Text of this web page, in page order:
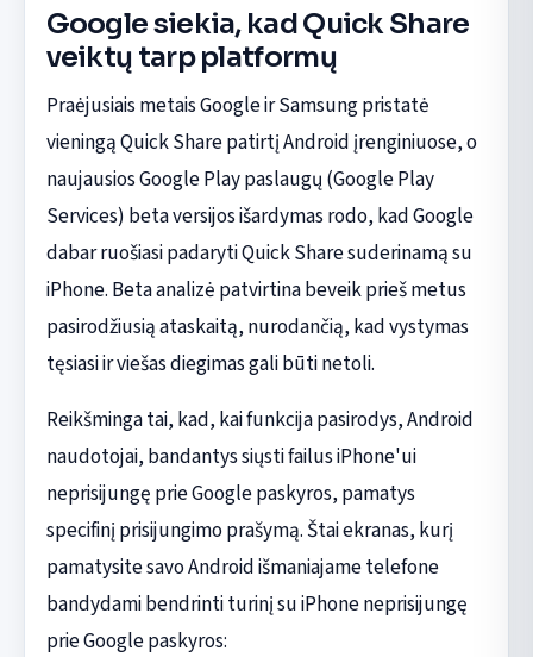
Google siekia, kad Quick Share
veiktų tarp platformų
Praėjusiais metais Google ir Samsung pristatė
vieningą Quick Share patirtį Android įrenginiuose, o
naujausios Google Play paslaugų (Google Play
Services) beta versijos išardymas rodo, kad Google
dabar ruošiasi padaryti Quick Share suderinamą su
iPhone. Beta analizė patvirtina beveik prieš metus
pasirodžiusią ataskaitą, nurodančią, kad vystymas
tęsiasi ir viešas diegimas gali būti netoli.
Reikšminga tai, kad, kai funkcija pasirodys, Android
naudotojai, bandantys siųsti failus iPhone'ui
neprisijungę prie Google paskyros, pamatys
specifinį prisijungimo prašymą. Štai ekranas, kurį
pamatysite savo Android išmaniajame telefone
bandydami bendrinti turinį su iPhone neprisijungę
prie Google paskyros: